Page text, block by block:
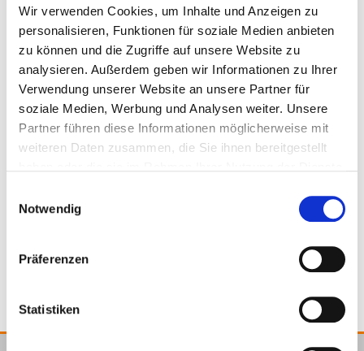
Wir verwenden Cookies, um Inhalte und Anzeigen zu
personalisieren, Funktionen für soziale Medien anbieten
zu können und die Zugriffe auf unsere Website zu
analysieren. Außerdem geben wir Informationen zu Ihrer
Verwendung unserer Website an unsere Partner für
soziale Medien, Werbung und Analysen weiter. Unsere
Partner führen diese Informationen möglicherweise mit
weiteren Daten zusammen, die Sie ihnen bereitgestellt
Notwendig
Präferenzen
Statistiken
111258 6,3 x 75 mm 100 Pieces
4250207427490